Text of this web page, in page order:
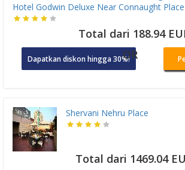
Hotel Godwin Deluxe Near Connaught
Total dari 188.94
Dapatkan diskon hingga 30%!OR
Shervani Nehru Place
Total dari 1469.04